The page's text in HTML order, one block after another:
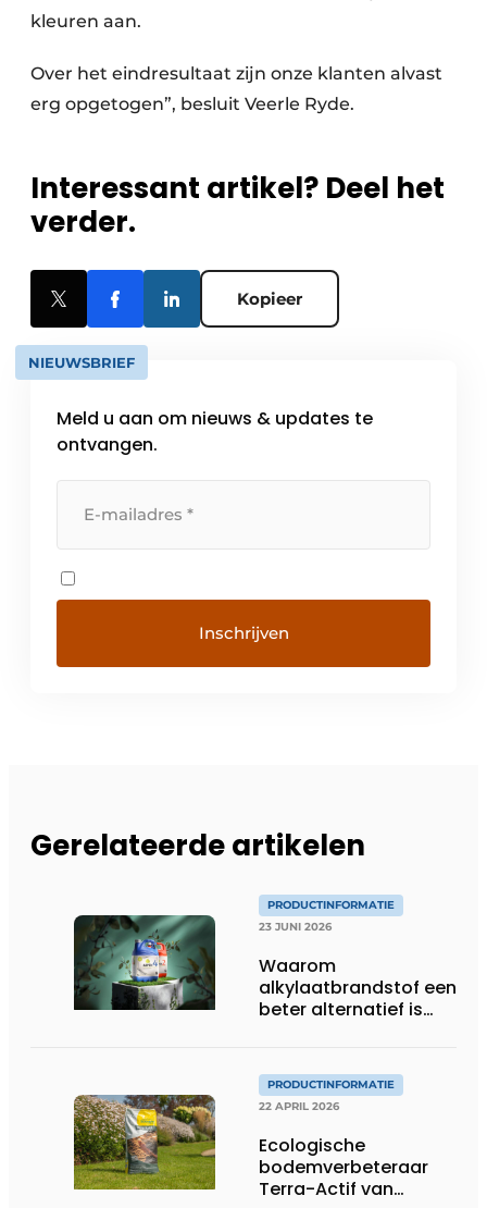
kleuren aan.
Over het eindresultaat zijn onze klanten alvast
erg opgetogen”, besluit Veerle Ryde.
Interessant artikel? Deel het
verder.
Kopieer
NIEUWSBRIEF
Meld u aan om nieuws & updates te
ontvangen.
Gerelateerde artikelen
PRODUCTINFORMATIE
23 JUNI 2026
Waarom
alkylaatbrandstof een
beter alternatief is
PRODUCTINFORMATIE
22 APRIL 2026
Ecologische
bodemverbeteraar
Terra-Actif van